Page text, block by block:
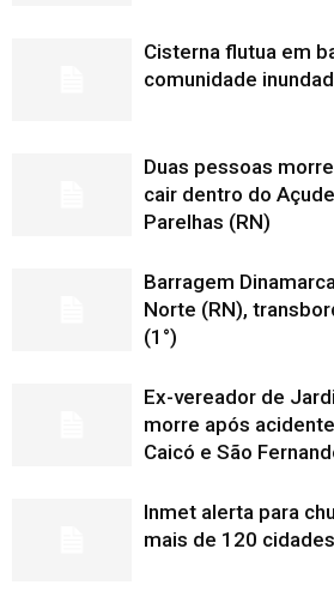
Cisterna flutua em
comunidade
Duas pessoas
cair dentro do
Parelhas (RN)
Barragem
Norte (RN),
(1°)
Ex-vereador de
morre após
Caicó e São
Inmet alerta para
mais de 120